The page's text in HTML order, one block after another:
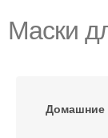
Маски
Домашние